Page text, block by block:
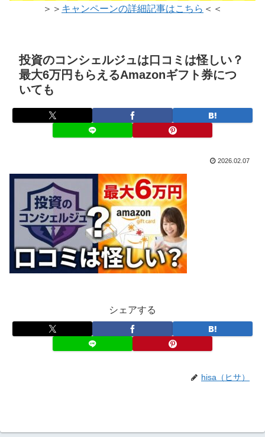
＞＞ キャンペーンの詳細記事はこちら ＜＜
投資のコンシェルジュは口コミは怪しい？
最大6万円もらえるAmazonギフト券につ
いても
2026.02.07
シェアする
hisa（ヒサ）